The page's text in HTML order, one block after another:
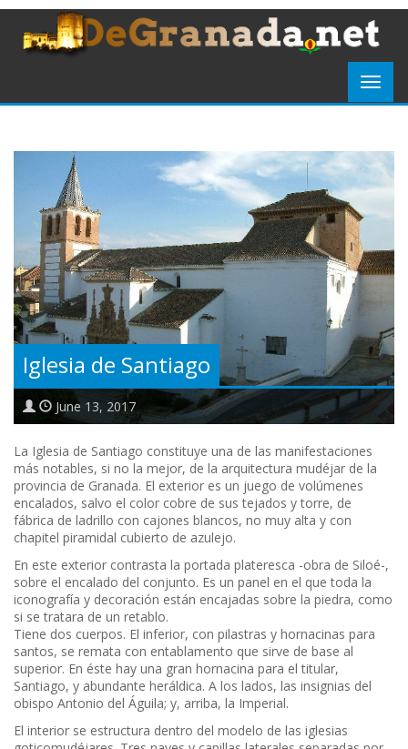
Iglesia de Santiago
June 13, 2017
La Iglesia de Santiago constituye una de las manifestaciones
más notables, si no la mejor, de la arquitectura mudéjar de la
provincia de Granada. El exterior es un juego de volúmenes
encalados, salvo el color cobre de sus tejados y torre, de
fábrica de ladrillo con cajones blancos, no muy alta y con
chapitel piramidal cubierto de azulejo.
En este exterior contrasta la portada plateresca -obra de Siloé-,
sobre el encalado del conjunto. Es un panel en el que toda la
iconografía y decoración están encajadas sobre la piedra, como
si se tratara de un retablo.
Tiene dos cuerpos. El inferior, con pilastras y hornacinas para
santos, se remata con entablamento que sirve de base al
superior. En éste hay una gran hornacina para el titular,
Santiago, y abundante heráldica. A los lados, las insignias del
obispo Antonio del Águila; y, arriba, la Imperial.
El interior se estructura dentro del modelo de las iglesias